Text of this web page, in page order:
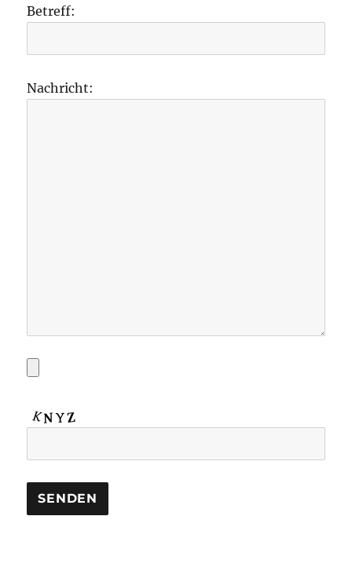
Betreff:
Nachricht: